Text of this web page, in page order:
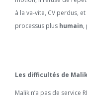
à la va-vite, CV perdus,
processus plus humain,
Les difficultés de
Malik n’a pas de service